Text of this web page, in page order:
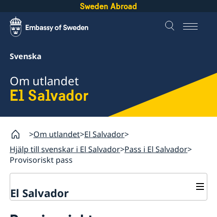
Sweden Abroad
Svenska
Om utlandet
El Salvador
Om utlandet El Salvador
Hjälp till svenskar i El Salvador Pass i El Salvador
Provisoriskt pass
El Salvador